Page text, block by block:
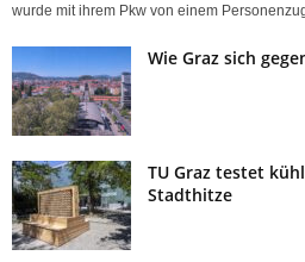
wurde mit ihrem Pkw von einem
Wie Graz sich
TU Graz testet
Stadthitze